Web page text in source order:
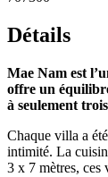
Détails
Mae Nam est
offre un
à seulement
Chaque villa a
intimité. La
3 x 7 mètres,